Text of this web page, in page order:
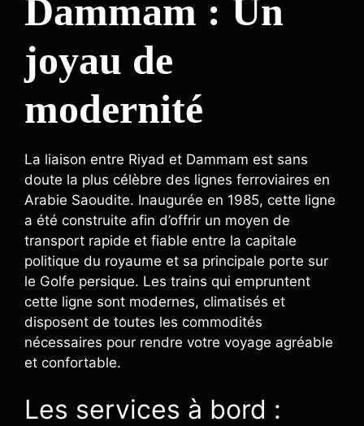
Dammam : Un
joyau de
modernité
La liaison entre Riyad et Dammam est sans
doute la plus célèbre des lignes ferroviaires en
Arabie Saoudite. Inaugurée en 1985, cette ligne
a été construite afin d’offrir un moyen de
transport rapide et fiable entre la capitale
politique du royaume et sa principale porte sur
le Golfe persique. Les trains qui empruntent
cette ligne sont modernes, climatisés et
disposent de toutes les commodités
nécessaires pour rendre votre voyage agréable
et confortable.
Les services à bord :